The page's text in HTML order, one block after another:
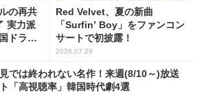
の再共
実力派
ドラ
Red Velvet、夏の新曲
「Surfin’ Boy」をファンコン
サートで初披露！
2026.07.29
では終われない名作！来週(8/10～)放送
「高視聴率」韓国時代劇4選